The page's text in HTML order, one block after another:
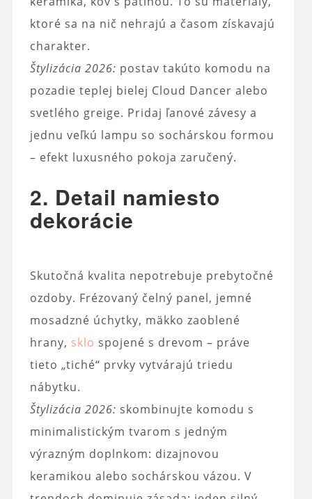
ktoré sa na nič nehrajú a časom získavajú
charakter.
Štylizácia 2026: postav takúto komodu na
pozadie teplej bielej Cloud Dancer alebo
svetlého greige. Pridaj ľanové závesy a
jednu veľkú lampu so sochárskou formou
– efekt luxusného pokoja zaručený.
2. Detail namiesto
dekorácie
Skutočná kvalita nepotrebuje prebytočné
ozdoby. Frézovaný čelný panel, jemné
mosadzné úchytky, mäkko zaoblené
hrany, sklo spojené s drevom – práve
tieto „tiché“ prvky vytvárajú triedu
nábytku.
Štylizácia 2026: skombinujte komodu s
minimalistickým tvarom s jedným
výrazným doplnkom: dizajnovou
keramikou alebo sochárskou vázou. V